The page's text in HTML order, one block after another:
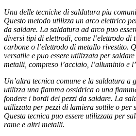
Una delle tecniche di saldatura piu
Questo metodo utilizza un arco elettrico
da saldare. La saldatura ad arco puo
diversi tipi di elettrodi, come l’elettrodo di
carbone o l’elettrodo di metallo rivestito.
versatile e puo essere utilizzata per
metalli, compreso l’acciaio, l’alluminio e
Un’altra tecnica comune e la saldatura a
utilizza una fiamma ossidrica o una
fondere i bordi dei pezzi da saldare. La
utilizzata per pezzi di lamiera sottile o per
Questa tecnica puo essere utilizzata per
rame e altri metalli.